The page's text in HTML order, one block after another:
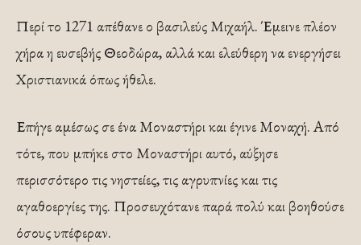
Περί το 1271 απέθανε ο βασιλεύς Μιχαήλ. Έμεινε πλέον
χήρα η ευσεβής Θεοδώρα, αλλά και ελεύθερη να ενεργήσει
Χριστιανικά όπως ήθελε.
Επήγε αμέσως σε ένα Μοναστήρι και έγινε Μοναχή. Από
τότε, που μπήκε στο Μοναστήρι αυτό, αύξησε
περισσότερο τις νηστείες, τις αγρυπνίες και τις
αγαθοεργίες της. Προσευχότανε παρά πολύ και βοηθούσε
όσους υπέφεραν.